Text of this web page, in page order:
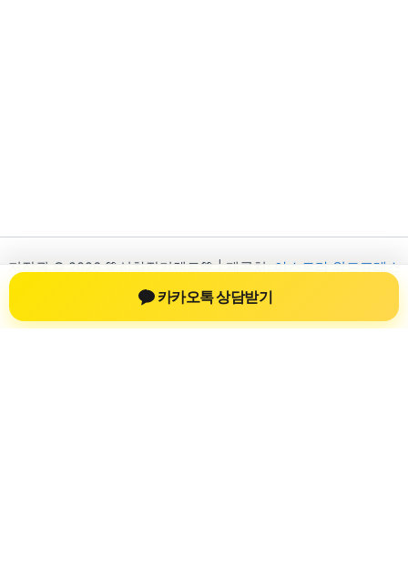
저작권 © 2026 💚신차장기렌트💚 | 제공처:
아스트라 워드프레스
테마
카카오톡 상담받기